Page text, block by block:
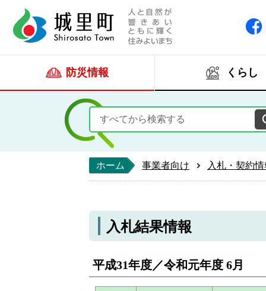
防災情報 くらし
ホーム 事業者向け 入札・契約
入札結果情報
平成31年度／令和元年度 6月